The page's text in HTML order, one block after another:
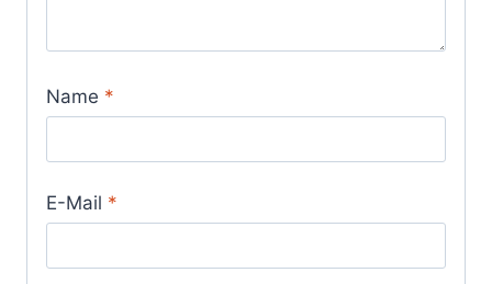
Name *
E-Mail *